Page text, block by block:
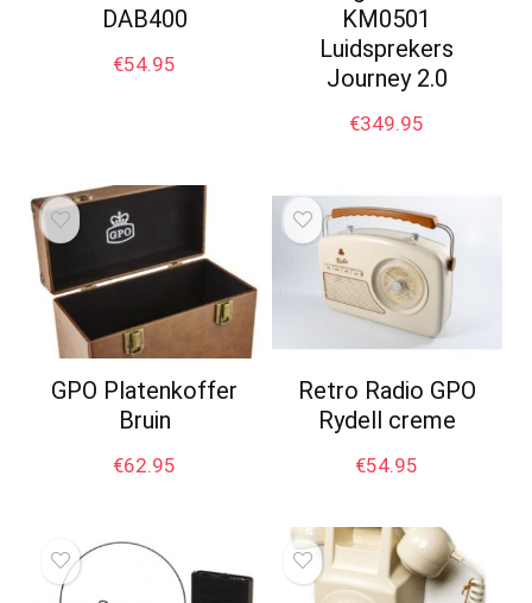
DAB400
€54.95
KM0501
Luidsprekers
Journey 2.0
€349.95
GPO Platenkoffer
Bruin
€62.95
Retro Radio GPO
Rydell creme
€54.95